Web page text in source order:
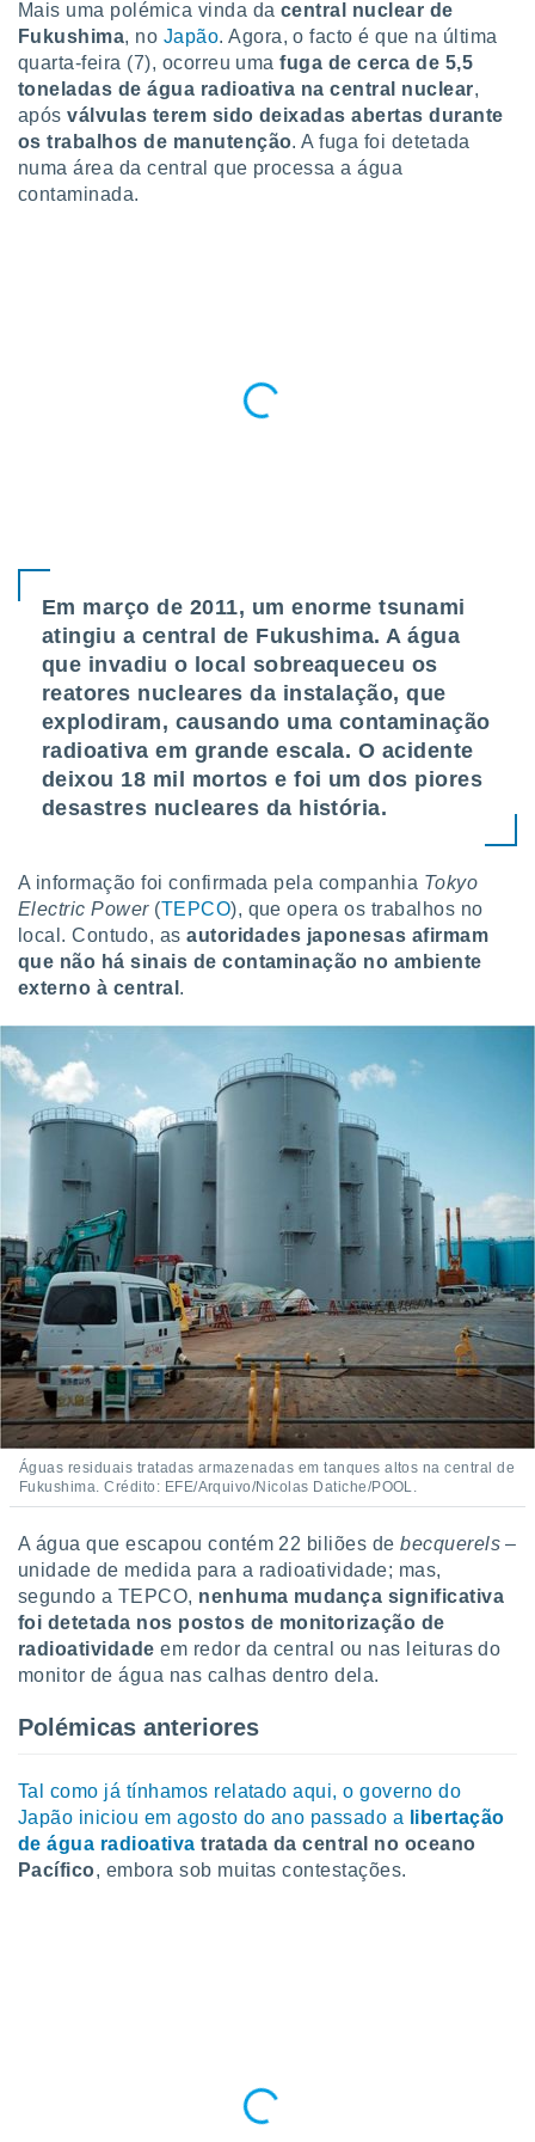
lhe
e
com
Pode
na nossa
e
cookies,
site
caso,
de que
não
cookies
de
ao
através
únicos
para
e
como a
este sitio
IP e
de
possam
seus
com
qual se
tal,
seu
qualquer
na
Mais uma polémica vinda da central
nuclear de
Fukushima, no Japão. Agora, o facto é que na última
quarta-feira (7), ocorreu umafuga de cerca de 5,5
toneladas de água radioativa na central nuclear,
apósválvulas terem sido deixadas abertas durante
os trabalhos de manutenção. A fuga foi detetada
numa área da central que processa a água
contaminada.
Em março de 2011, um enorme tsunami
atingiu a central de Fukushima. A água
que invadiu o local sobreaqueceu os
reatores nucleares da instalação, que
explodiram, causando uma contaminação
radioativa em grande escala. O acidente
deixou 18 mil mortos e foi um dos piores
desastres nucleares da história.
A informação foi confirmada pela companhia Tokyo
Electric Power (TEPCO), que opera os trabalhos no
local. Contudo, asautoridades japonesas afirmam
que não há sinais de contaminação no ambiente
externo à central .
Águas residuais tratadas armazenadas em tanques altos na central de
Fukushima. Crédito: EFE/Arquivo/Nicolas Datiche/POOL.
A água que escapou contém 22 biliões debecquerels–
unidade de medida para a radioatividade; mas,
segundo a TEPCO, nenhuma mudança significativa
foi detetada nos postos de monitorização de
radioatividade em redor da central ou nas leituras do
monitor de água nas calhas dentro dela.
Polémicas anteriores
Tal como já tínhamos relatado aqui, o governo do
Japão iniciou em agosto do ano passado a
libertação
de água radioativa tratada da central no oceano
Pacífico, embora sob muitas contestações.